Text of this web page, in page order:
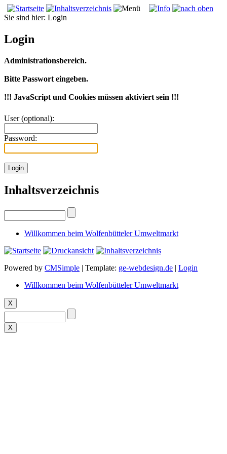
Sie sind hier: Login
Login
Administrationsbereich.
Bitte Passwort eingeben.
!!! JavaScript und Cookies müssen aktiviert sein !!!
User (optional):
Password:
Inhaltsverzeichnis
Willkommen beim Wolfenbütteler Umweltmarkt
Powered by CMSimple | Template: ge-webdesign.de | Login
Willkommen beim Wolfenbütteler Umweltmarkt
X
X